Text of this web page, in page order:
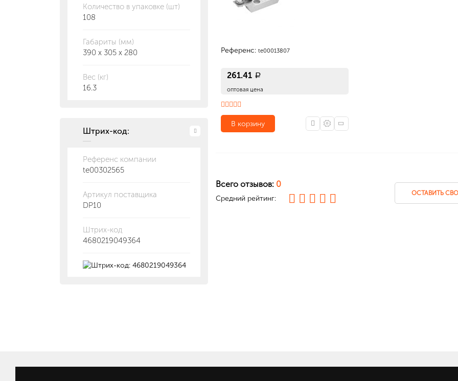
Количество в упаковке (шт)
108
Габариты (мм)
390 x 305 x 280
Вес (кг)
16.3
Штрих-код:
Референс компании
te00302565
Артикул поставщика
DP10
Штрих-код
4680219049364
Референс: te00013807
261.41 a
оптовая цена
В корзину
Всего отзывов: 0
Средний рейтинг:
ОСТАВИТЬ